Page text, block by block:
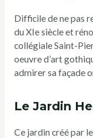
Difficile de ne pas
du XIe siècle et
collégiale Saint-
oeuvre d’art
admirer sa façade
Le Jardin
Ce jardin créé par